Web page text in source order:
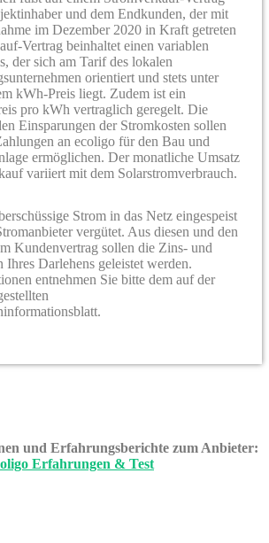
und dem Endkunden, der mit
im Dezember 2020 in Kraft getreten
Vertrag beinhaltet einen variablen
der sich am Tarif des lokalen
orientiert und stets unter
kWh-Preis liegt. Zudem ist ein
pro kWh vertraglich geregelt. Die
Einsparungen der Stromkosten sollen
an ecoligo für den Bau und
ermöglichen. Der monatliche Umsatz
variiert mit dem Solarstromverbrauch.
Strom in das Netz eingespeist
vergütet. Aus diesen und den
Kundenvertrag sollen die Zins- und
Ihres Darlehens geleistet werden.
entnehmen Sie bitte dem auf der
und Erfahrungsberichte zum Anbieter:
Erfahrungen & Test